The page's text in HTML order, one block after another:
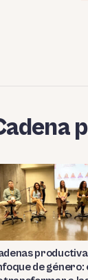
de género: